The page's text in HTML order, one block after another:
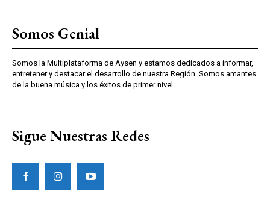
Somos Genial
Somos la Multiplataforma de Aysen y estamos dedicados a informar,
entretener y destacar el desarrollo de nuestra Región. Somos amantes
de la buena música y los éxitos de primer nivel.
Sigue Nuestras Redes